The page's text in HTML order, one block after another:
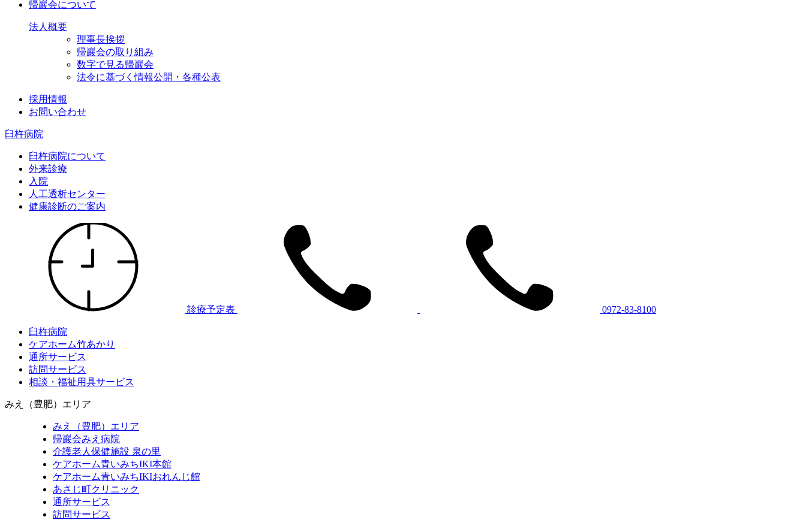
帰巖会について
法人概要
理事長挨拶
帰巖会の取り組み
数字で見る帰巖会
法令に基づく情報公開・各種公表
採用情報
お問い合わせ
臼杵病院
臼杵病院について
外来診療
入院
人工透析センター
健康診断のご案内
診療予定表 0972-83-8100
臼杵病院
ケアホーム竹あかり
通所サービス
訪問サービス
相談・福祉用具サービス
みえ（豊肥）エリア
みえ（豊肥）エリア
帰巖会みえ病院
介護老人保健施設 泉の里
ケアホーム青いみちIKI本館
ケアホーム青いみちIKIおれんじ館
あさじ町クリニック
通所サービス
訪問サービス